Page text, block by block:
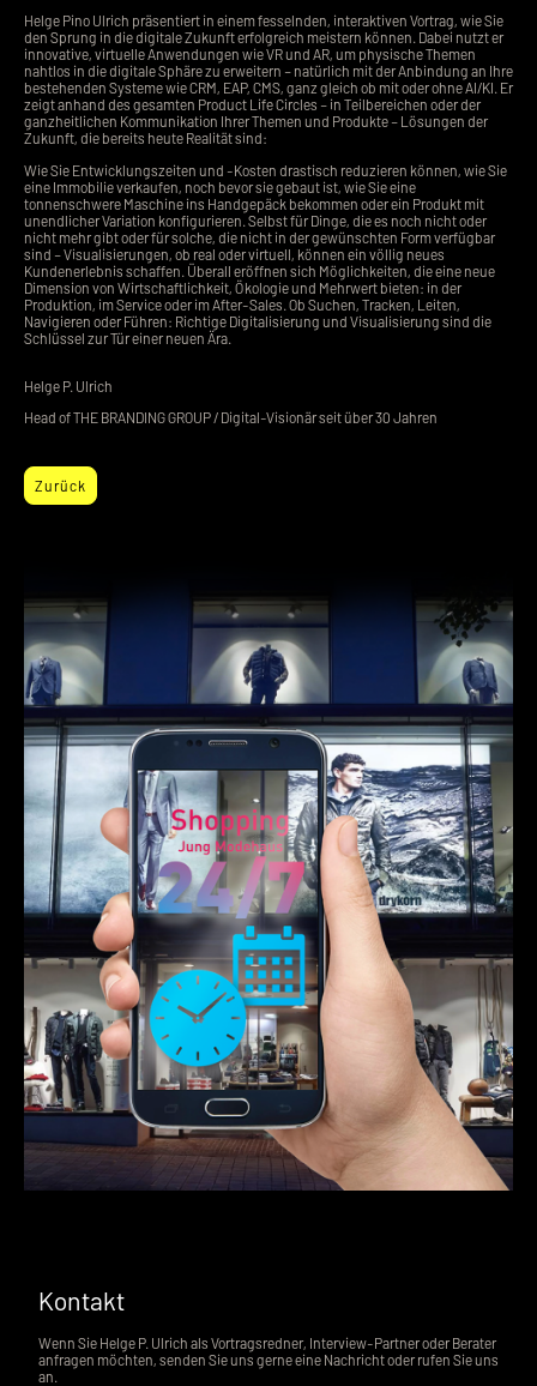
Helge Pino Ulrich präsentiert in einem fesselnden, interaktiven Vortrag, wie Sie
den Sprung in die digitale Zukunft erfolgreich meistern können. Dabei nutzt er
innovative, virtuelle Anwendungen wie VR und AR, um physische Themen
nahtlos in die digitale Sphäre zu erweitern – natürlich mit der Anbindung an Ihre
bestehenden Systeme wie CRM, EAP, CMS, ganz gleich ob mit oder ohne AI/KI. Er
zeigt anhand des gesamten Product Life Circles – in Teilbereichen oder der
ganzheitlichen Kommunikation Ihrer Themen und Produkte – Lösungen der
Zukunft, die bereits heute Realität sind:
Wie Sie Entwicklungszeiten und -Kosten drastisch reduzieren können, wie Sie
eine Immobilie verkaufen, noch bevor sie gebaut ist, wie Sie eine
tonnenschwere Maschine ins Handgepäck bekommen oder ein Produkt mit
unendlicher Variation konfigurieren. Selbst für Dinge, die es noch nicht oder
nicht mehr gibt oder für solche, die nicht in der gewünschten Form verfügbar
sind – Visualisierungen, ob real oder virtuell, können ein völlig neues
Kundenerlebnis schaffen. Überall eröffnen sich Möglichkeiten, die eine neue
Dimension von Wirtschaftlichkeit, Ökologie und Mehrwert bieten: in der
Produktion, im Service oder im After-Sales. Ob Suchen, Tracken, Leiten,
Navigieren oder Führen: Richtige Digitalisierung und Visualisierung sind die
Schlüssel zur Tür einer neuen Ära.
Helge P. Ulrich
Head of THE BRANDING GROUP / Digital-Visionär seit über 30 Jahren
Zurück
Kontakt
Wenn Sie Helge P. Ulrich als Vortragsredner, Interview-Partner oder Berater
anfragen möchten, senden Sie uns gerne eine Nachricht oder rufen Sie uns
an.